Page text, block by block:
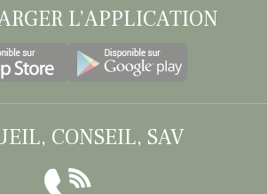
L’APPLICATION
CONSEIL, SAV